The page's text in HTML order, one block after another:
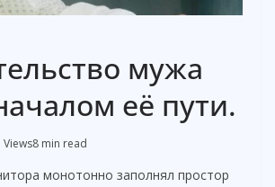
мужа
её пути.
Views8 min read
монотонно заполнял простор